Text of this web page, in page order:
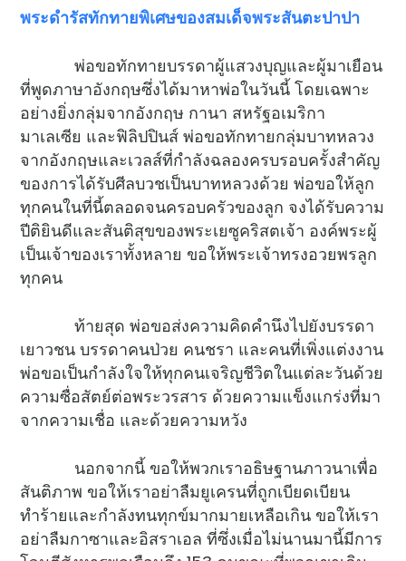
พระดำรัสทักทายพิเศษของสมเด็จพระสันตะปาปา
พ่อขอทักทายบรรดาผู้แสวงบุญและผู้มาเยือน
ที่พูดภาษาอังกฤษซึ่งได้มาหาพ่อในวันนี้ โดยเฉพาะ
อย่างยิ่งกลุ่มจากอังกฤษ กานา สหรัฐอเมริกา
มาเลเซีย และฟิลิปปินส์ พ่อขอทักทายกลุ่มบาทหลวง
จากอังกฤษและเวลส์ที่กำลังฉลองครบรอบครั้งสำคัญ
ของการได้รับศีลบวชเป็นบาทหลวงด้วย พ่อขอให้ลูก
ทุกคนในที่นี้ตลอดจนครอบครัวของลูก จงได้รับความ
ปีติยินดีและสันติสุขของพระเยซูคริสตเจ้า องค์พระผู้
เป็นเจ้าของเราทั้งหลาย ขอให้พระเจ้าทรงอวยพรลูก
ทุกคน
ท้ายสุด พ่อขอส่งความคิดคำนึงไปยังบรรดา
เยาวชน บรรดาคนป่วย คนชรา และคนที่เพิ่งแต่งงาน
พ่อขอเป็นกำลังใจให้ทุกคนเจริญชีวิตในแต่ละวันด้วย
ความซื่อสัตย์ต่อพระวรสาร ด้วยความแข็งแกร่งที่มา
จากความเชื่อ และด้วยความหวัง
นอกจากนี้ ขอให้พวกเราอธิษฐานภาวนาเพื่อ
สันติภาพ ขอให้เราอย่าลืมยูเครนที่ถูกเบียดเบียน
ทำร้ายและกำลังทนทุกข์มากมายเหลือเกิน ขอให้เรา
อย่าลืมกาซาและอิสราเอล ที่ซึ่งเมื่อไม่นานมานี้มีการ